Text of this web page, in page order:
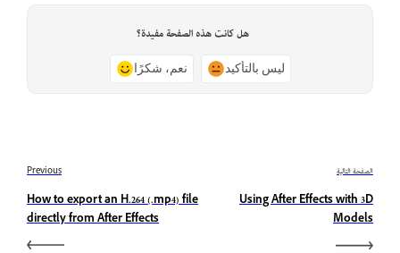
هل كانت هذه الصفحة مفيدة؟
نعم، شكرًا ليس بالتأكيد
Previous
How to export an H.264 (.mp4) file
directly from After Effects
الصفحة التالية
Using After Effects with 3D
Models